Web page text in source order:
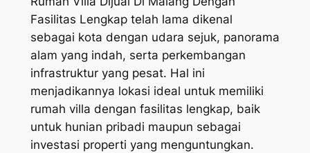
Fasilitas Lengkap telah lama dikenal
sebagai kota dengan udara sejuk, panorama
alam yang indah, serta perkembangan
infrastruktur yang pesat. Hal ini
menjadikannya lokasi ideal untuk memiliki
rumah villa dengan fasilitas lengkap, baik
untuk hunian pribadi maupun sebagai
investasi properti yang menguntungkan.